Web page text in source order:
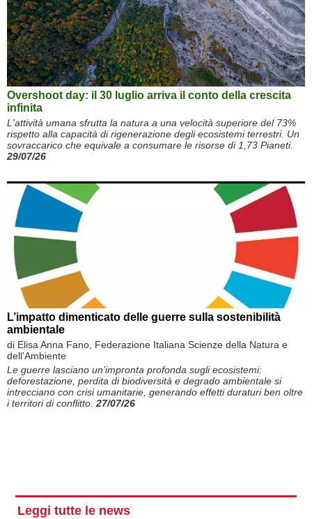
Overshoot day: il 30 luglio arriva il conto della crescita
infinita
L'attività umana sfrutta la natura a una velocità superiore del 73%
rispetto alla capacità di rigenerazione degli ecosistemi terrestri. Un
sovraccarico che equivale a consumare le risorse di 1,73 Pianeti.
29/07/26
L’impatto dimenticato delle guerre sulla sostenibilità
ambientale
di Elisa Anna Fano, Federazione Italiana Scienze della Natura e
dell’Ambiente
Le guerre lasciano un’impronta profonda sugli ecosistemi:
deforestazione, perdita di biodiversità e degrado ambientale si
intrecciano con crisi umanitarie, generando effetti duraturi ben oltre
i territori di conflitto. 27/07/26
Leggi tutte le news